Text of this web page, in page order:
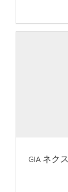
GIA ネク